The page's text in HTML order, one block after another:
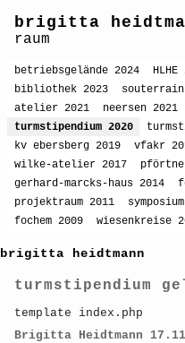
brigitta
raum
betriebsgelände 2024 HLHE
bibliothek 2023
souterrain
atelier 2021
neersen 2021
turmstipendium 2020
kv ebersberg 2019
vfakr
wilke-atelier 2017
gerhard-marcks-haus 2014
projektraum 2011
fochem 2009
wiesenkreise
brigitta heidtmann
turmstipendium
template index.php
Brigitta Heidtmann